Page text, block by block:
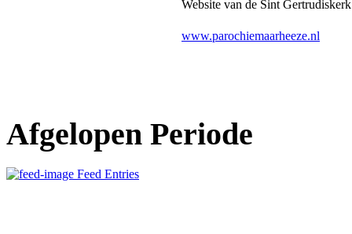
Website van de Sint Gertrudiskerk
www.parochiemaarheeze.nl
Afgelopen Periode
Feed Entries